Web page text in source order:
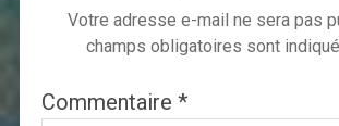
Votre adresse e-mail ne sera pas
champs obligatoires sont
Commentaire *